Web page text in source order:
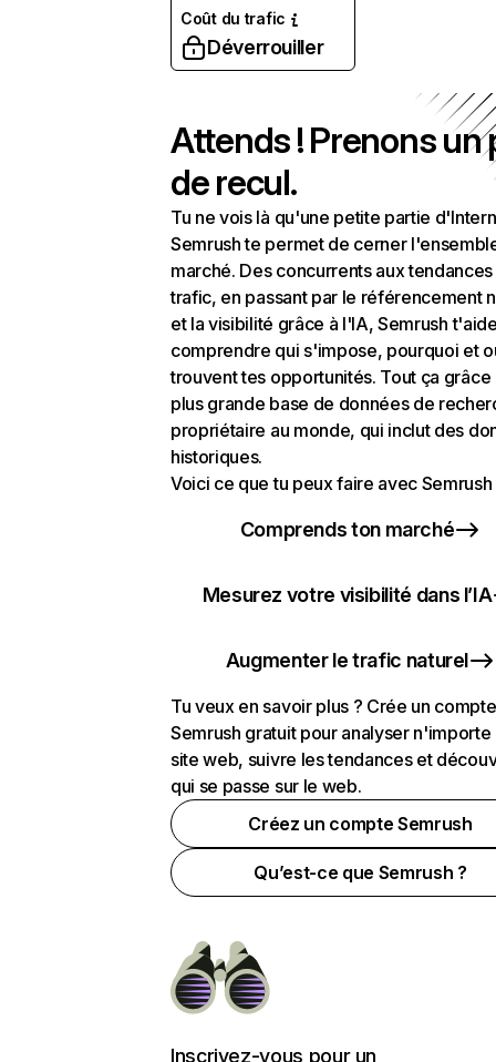
Coût du trafic
Déverrouiller
Attends ! Prenons un
de recul.
Tu ne vois là qu'une petite partie
Semrush te permet de cerner
marché. Des concurrents aux
trafic, en passant par le référencement
et la visibilité grâce à l'IA, Semrush
comprendre qui s'impose, pourquoi et
trouvent tes opportunités. Tout ça grâce
plus grande base de données de
propriétaire au monde, qui inclut des
historiques.
Voici ce que tu peux faire avec Semrush
Comprends ton marché
Mesurez votre visibilité dans l’IA
Augmenter le trafic naturel
Tu veux en savoir plus ? Crée un compte
Semrush gratuit pour analyser n'importe
site web, suivre les tendances et
qui se passe sur le web.
Créez un compte Semrush
Qu’est-ce que Semrush ?
Inscrivez-vous pour un